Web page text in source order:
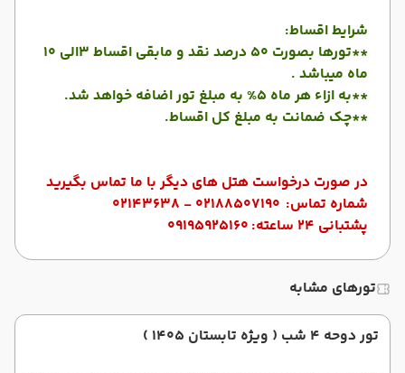
شرایط اقساط:
**تورها بصورت 50 درصد نقد و مابقی اقساط 3الی 10
ماه میباشد .
**به ازاء هر ماه 5% به مبلغ تور اضافه خواهد شد.
**چک ضمانت به مبلغ کل اقساط.
در صورت درخواست هتل های دیگر با ما تماس بگیرید
شماره تماس: 02188507190 - 02143638
پشتبانی 24 ساعته:
09195925160
تورهای مشابه
تور دوحه 4 شب ( ویژه تابستان 1405 )